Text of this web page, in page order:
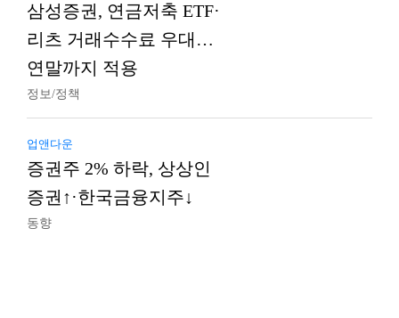
삼성증권, 연금저축 ETF·
리츠 거래수수료 우대…
연말까지 적용
정보/정책
업앤다운
증권주 2% 하락, 상상인
증권↑·한국금융지주↓
동향